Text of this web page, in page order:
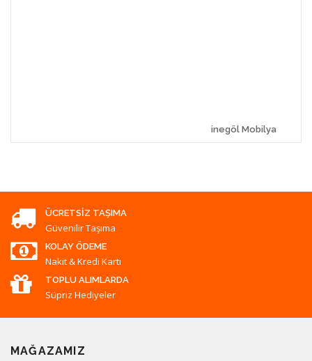
inegöl Mobilya
ÜCRETSIZ TAŞIMA
Güvenilir Taşıma
KOLAY ÖDEME
Nakit & Kredi Kartı
TOPLU ALIMLARDA
Süpriz Hediyeler
MAĞAZAMIZ